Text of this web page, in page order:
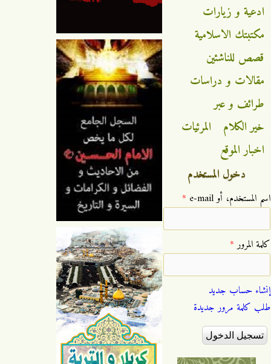
ادعية و زيارات
مكتبتك الاسلامية
قصص للناشئين
مقالات و دراسات
طرائف و عبر
خير الكلام
المرئيات
اخبار الموقع
دخول المستخدم
‏اسم المستخدم، أو e-mail ‏ *
‏كلمة المرور ‏*
إنشاء حساب جديد
طلب كلمة مرور جديدة